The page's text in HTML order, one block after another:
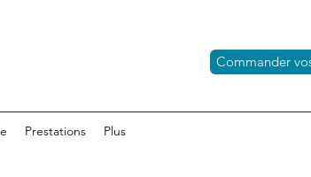
Commander
Prestations Plus